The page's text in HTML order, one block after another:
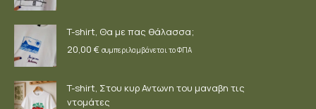
T-shirt, Θα με πας θάλασσα;
20,00 € συμπεριλαμβάνεται το ΦΠΑ
T-shirt, Στου κυρ Αντωνη του μαναβη τις
ντομάτες